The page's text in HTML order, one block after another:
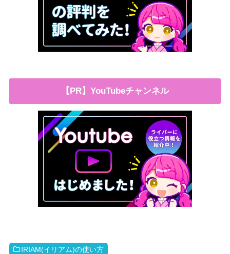
【PR】YouTubeチャンネル
IRIAM(イリアム)の使い方